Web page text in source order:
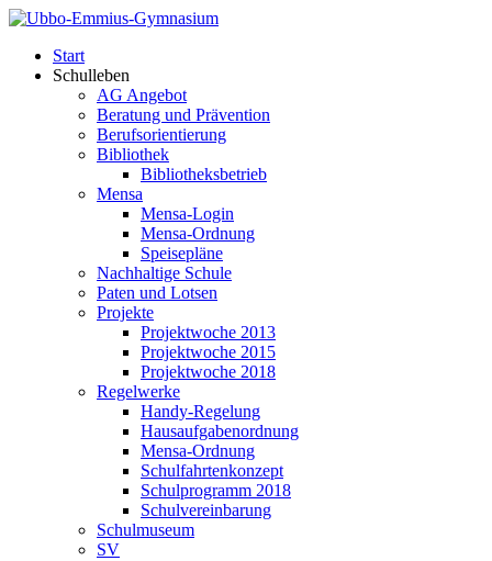
Start
Schulleben
AG Angebot
Beratung und Prävention
Berufsorientierung
Bibliothek
Bibliotheksbetrieb
Mensa
Mensa-Login
Mensa-Ordnung
Speisepläne
Nachhaltige Schule
Paten und Lotsen
Projekte
Projektwoche 2013
Projektwoche 2015
Projektwoche 2018
Regelwerke
Handy-Regelung
Hausaufgabenordnung
Mensa-Ordnung
Schulfahrtenkonzept
Schulprogramm 2018
Schulvereinbarung
Schulmuseum
SV